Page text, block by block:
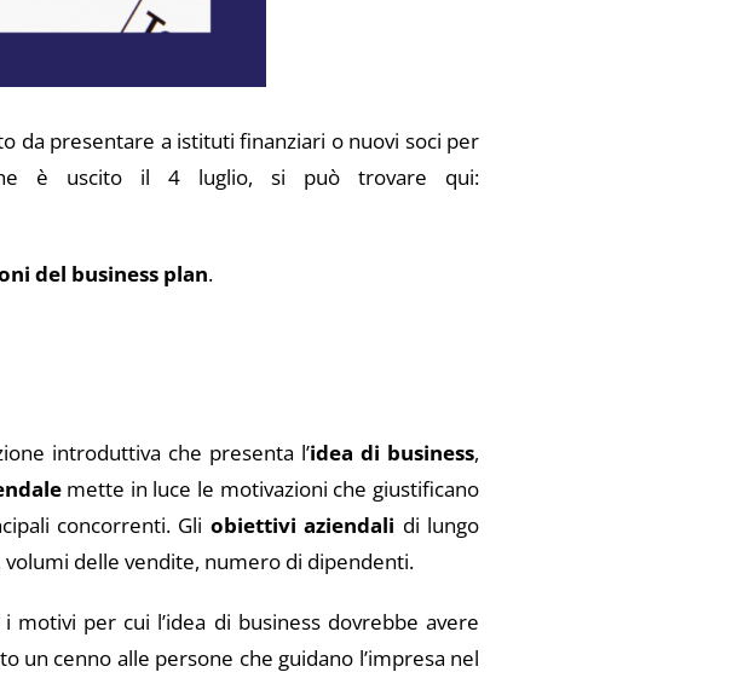
da presentare a istituti finanziari o nuovi soci per
è uscito il 4 luglio, si può trovare qui:
del business plan.
introduttiva che presenta l’idea di business,
mette in luce le motivazioni che giustificano
concorrenti. Gli obiettivi aziendali di lungo
delle vendite, numero di dipendenti.
per cui l’idea di business dovrebbe avere
un cenno alle persone che guidano l’impresa nel